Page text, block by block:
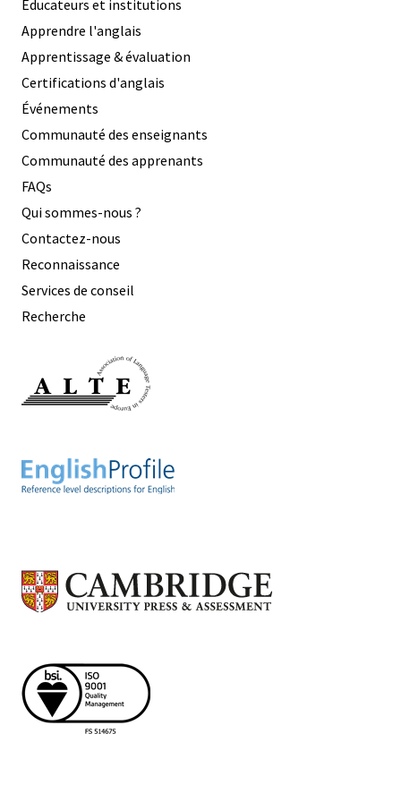
Éducateurs et institutions
Apprendre l'anglais
Apprentissage & évaluation
Certifications d'anglais
Événements
Communauté des enseignants
Communauté des apprenants
FAQs
Qui sommes-nous ?
Contactez-nous
Reconnaissance
Services de conseil
Recherche